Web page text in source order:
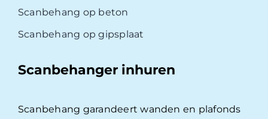
Scanbehang op beton
Scanbehang op gipsplaat
Scanbehanger inhuren
Scanbehang garandeert wanden en plafonds